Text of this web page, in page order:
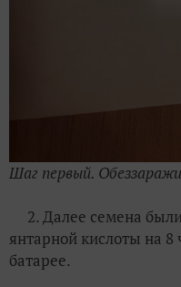
Шаг первый.
2. Далее семена
янтарной кислоты на 8
батарее.